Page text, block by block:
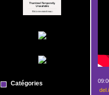
Catégories